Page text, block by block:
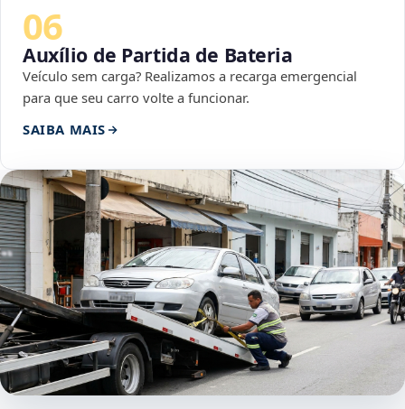
06
Auxílio de Partida de Bateria
Veículo sem carga? Realizamos a recarga emergencial
para que seu carro volte a funcionar.
SAIBA MAIS